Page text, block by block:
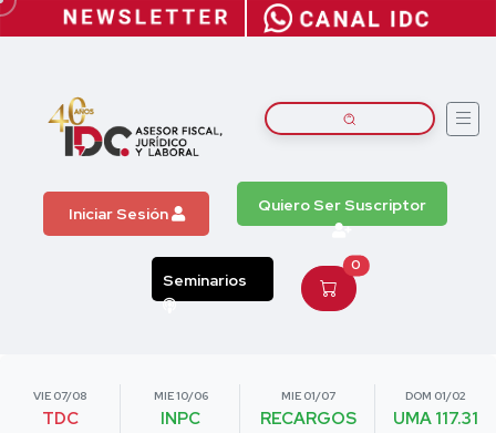
Iniciar Sesión Quiero Ser Suscriptor
Seminarios
0
VIE 07/08
TDC
MIE 10/06
INPC
MIE 01/07
RECARGOS
DOM 01/02
UMA 117.31